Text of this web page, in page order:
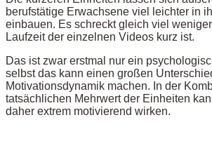
berufstätige Erwachsene viel leichter in
einbauen. Es schreckt gleich viel
Laufzeit der einzelnen Videos kurz ist.
Das ist zwar erstmal nur ein
selbst das kann einen großen
Motivationsdynamik machen. In der
tatsächlichen Mehrwert der Einheiten
daher extrem motivierend wirken.